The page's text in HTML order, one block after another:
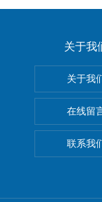
关于我
关于我
在线留
联系我